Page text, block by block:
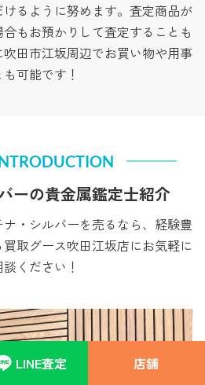
LINE査定 店舗
るように努めます。査定商品が
もお預かりして査定することも
田市江坂周辺でお買い物や用事
可能です！
ーの貴金属鑑定士紹介
・シルバーを売るなら、経験豊
取グース吹田江坂店にお気軽に
談ください！